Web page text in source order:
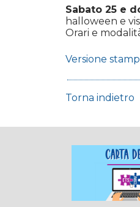
Sabato 25 e
halloween e
Orari e
Versione
Torna indietro